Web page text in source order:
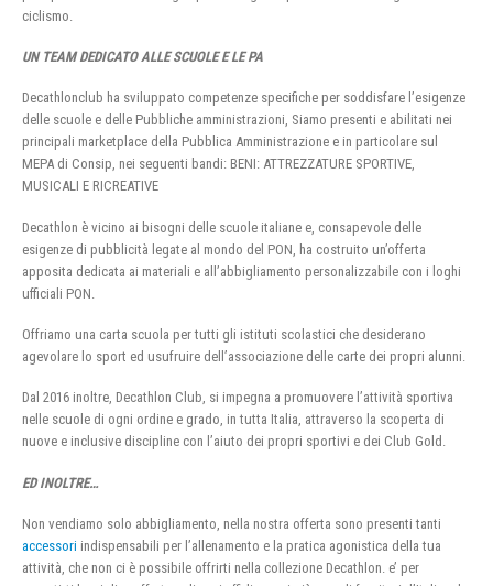
ciclismo.
UN TEAM DEDICATO ALLE SCUOLE E LE PA
Decathlonclub ha sviluppato competenze specifiche per soddisfare l’esigenze
delle scuole e delle Pubbliche amministrazioni, Siamo presenti e abilitati nei
principali marketplace della Pubblica Amministrazione e in particolare sul
MEPA di Consip, nei seguenti bandi: BENI: ATTREZZATURE SPORTIVE,
MUSICALI E RICREATIVE
Decathlon è vicino ai bisogni delle scuole italiane e, consapevole delle
esigenze di pubblicità legate al mondo del PON, ha costruito un’offerta
apposita dedicata ai materiali e all’abbigliamento personalizzabile con i loghi
ufficiali PON.
Offriamo una carta scuola per tutti gli istituti scolastici che desiderano
agevolare lo sport ed usufruire dell’associazione delle carte dei propri alunni.
Dal 2016 inoltre, Decathlon Club, si impegna a promuovere l’attività sportiva
nelle scuole di ogni ordine e grado, in tutta Italia, attraverso la scoperta di
nuove e inclusive discipline con l’aiuto dei propri sportivi e dei Club Gold.
ED INOLTRE…
Non vendiamo solo abbigliamento, nella nostra offerta sono presenti tanti
accessori indispensabili per l’allenamento e la pratica agonistica della tua
attività, che non ci è possibile offrirti nella collezione Decathlon. e’ per